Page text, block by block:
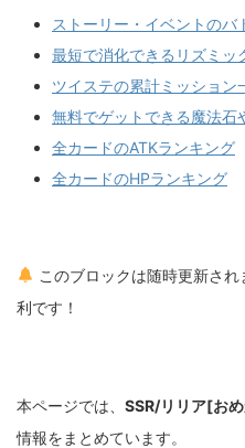
ストーリー・イベントのバ
最短で消化できるリズミッ
ツイステの累計ミッション
無料でゲットできる魔法石
全カードのATKランキング
全カードのHPランキング
このブロックは随時更新さ
利です！
本ページでは、 SSR/リリア[お
情報をまとめています。